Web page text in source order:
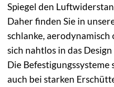
Spiegel den
Daher finden Sie in
schlanke,
sich nahtlos in das
Die Befestigungssysteme
auch bei starken